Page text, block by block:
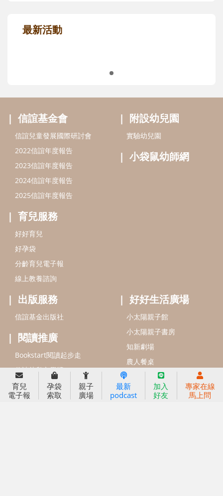
最新活動
信誼基金會
信誼兒童發展國際研討會
2022信誼年度報告
2023信誼年度報告
2024信誼年度報告
2025信誼年度報告
育兒服務
好好育兒
好孕袋
分齡育兒電子報
線上教養諮詢
附設幼兒園
實驗幼兒園
小袋鼠幼師網
出版服務
信誼基金出版社
閱讀推廣
Bookstart閱讀起步走
信誼幼兒文學獎
信誼兒童動畫獎
小袋鼠說故事劇團
好好生活廣場
小太陽親子館
小太陽親子書房
知新劇場
農人餐桌
Green & Safe
育兒
電子報
孕袋
索取
親子
廣場
最新
podcast
加入
好友
專家在線
馬上問